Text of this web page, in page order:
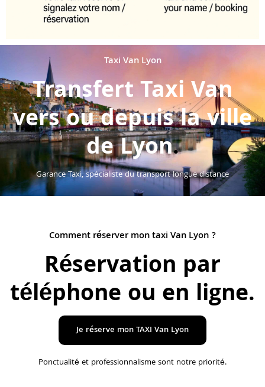
Taxi Van Lyon
Transfert Taxi Van
vers ou depuis la ville
de Lyon.
Garance Taxi, spécialiste du transport longue distance
Comment réserver mon taxi Van Lyon ?
Réservation par
téléphone ou en ligne.
Je réserve mon TAXI Van Lyon
Ponctualité et professionnalisme sont notre priorité.